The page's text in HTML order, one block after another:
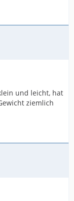
und leicht, hat
ziemlich